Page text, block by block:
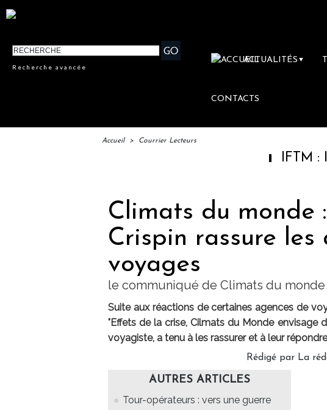
Recherche avancée
ACTUALITÉS ▼
CONTACTS
Accueil > Courrier Lecteurs
IFTM :
Climats du monde
Crispin rassure les
voyages
le communiqué de Climats du monde
Suite aux réactions de certaines agences de
"Effets de la crise, Cilmats du Monde envisage
voyagiste, a tenu à les rassurer et à leur
Rédigé par La
AUTRES ARTICLES
Tour-opérateurs : vers une guerre